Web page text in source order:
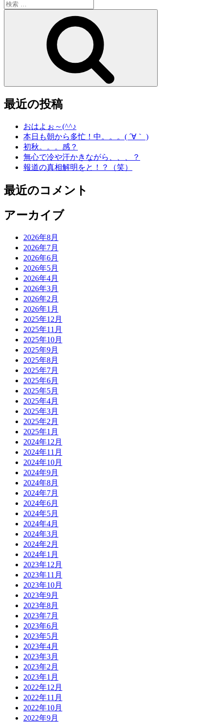
検
索:
最近の投稿
おはよぉ～(^^♪
本日も朝から多忙！中。。。( ´∀｀ )
初秋。。。感？
無心で冷や汗かきながら、、、？
報道の真相解明をと！？（笑）
最近のコメント
アーカイブ
2026年8月
2026年7月
2026年6月
2026年5月
2026年4月
2026年3月
2026年2月
2026年1月
2025年12月
2025年11月
2025年10月
2025年9月
2025年8月
2025年7月
2025年6月
2025年5月
2025年4月
2025年3月
2025年2月
2025年1月
2024年12月
2024年11月
2024年10月
2024年9月
2024年8月
2024年7月
2024年6月
2024年5月
2024年4月
2024年3月
2024年2月
2024年1月
2023年12月
2023年11月
2023年10月
2023年9月
2023年8月
2023年7月
2023年6月
2023年5月
2023年4月
2023年3月
2023年2月
2023年1月
2022年12月
2022年11月
2022年10月
2022年9月